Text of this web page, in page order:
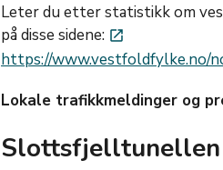
Leter du etter statistikk om
på disse sidene: launch
https://www.vestfoldfylke.no/
Lokale trafikkmeldinger og
Slottsfjelltunellen